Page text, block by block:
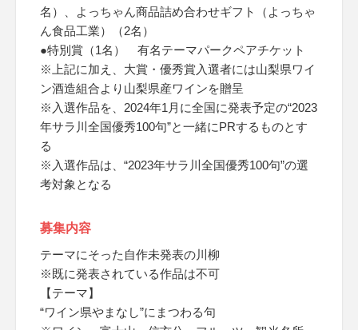
名）、よっちゃん商品詰め合わせギフト（よっちゃ
ん食品工業）（2名）
●特別賞（1名） 有名テーマパークペアチケット
※上記に加え、大賞・優秀賞入選者には山梨県ワイ
ン酒造組合より山梨県産ワインを贈呈
※入選作品を、2024年1月に全国に発表予定の“2023
年サラ川全国優秀100句”と一緒にPRするものとす
る
※入選作品は、“2023年サラ川全国優秀100句”の選
考対象となる
募集内容
テーマにそった自作未発表の川柳
※既に発表されている作品は不可
【テーマ】
“ワイン県やまなし”にまつわる句